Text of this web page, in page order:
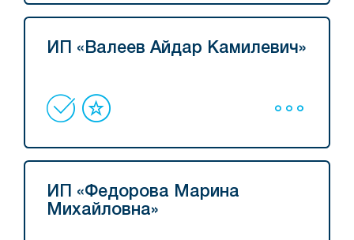
ИП «Валеев Айдар Камилевич»
ИП «Федорова Марина
Михайловна»